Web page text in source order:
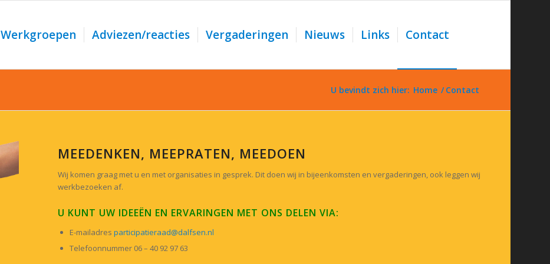
Werkgroepen Adviezen/reacties Vergaderingen Nieuws Links Contact
U bevindt zich hier: Home / Contact
MEEDENKEN, MEEPRATEN, MEEDOEN
Wij komen graag met u en met organisaties in gesprek. Dit doen wij in bijeenkomsten en vergaderingen, ook leggen wij
werkbezoeken af.
U KUNT UW IDEEËN EN ERVARINGEN MET ONS DELEN VIA:
E-mailadresparticipatieraad@dalfsen.nl
Telefoonnummer 06 – 40 92 97 63